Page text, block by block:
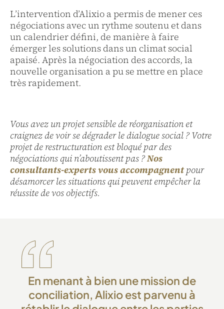
L’intervention d’Alixio a permis de mener ces
négociations avec un rythme soutenu et dans
un calendrier défini, de manière à faire
émerger les solutions dans un climat social
apaisé. Après la négociation des accords, la
nouvelle organisation a pu se mettre en place
très rapidement.
Vous avez un projet sensible de réorganisation et
craignez de voir se dégrader le dialogue social ? Votre
projet de restructuration est bloqué par des
négociations qui n’aboutissent pas ?Nos
consultants-experts vous accompagnentpour
désamorcer les situations qui peuvent empêcher la
réussite de vos objectifs.
En menant à bien une mission de
conciliation, Alixio est parvenu à